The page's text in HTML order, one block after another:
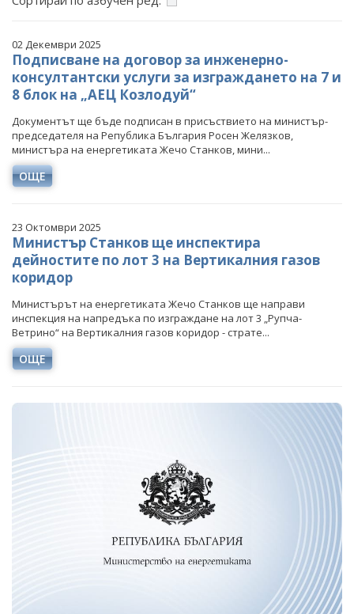
ФОТОГАЛЕРИЯ
ВИДЕОГАЛЕРИЯ
02 Декември 2025
Подписване на договор за инженерно-
консултантски услуги за изграждането на 7 и
8 блок на „АЕЦ Козлодуй“
Документът ще бъде подписан в присъствието на министър-
председателя на Република България Росен Желязков,
министъра на енергетиката Жечо Станков, мини...
ОЩЕ
23 Октомври 2025
Министър Станков ще инспектира
дейностите по лот 3 на Вертикалния газов
коридор
Министърът на енергетиката Жечо Станков ще направи
инспекция на напредъка по изграждане на лот 3 „Рупча-
Ветрино“ на Вертикалния газов коридор - страте...
ОЩЕ